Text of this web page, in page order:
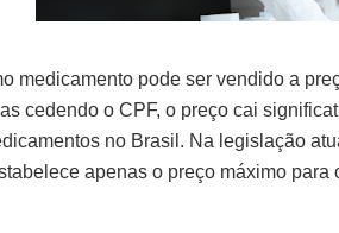
medicamento pode ser vendido a
cedendo o CPF, o preço cai
no Brasil. Na legislação
apenas o preço máximo